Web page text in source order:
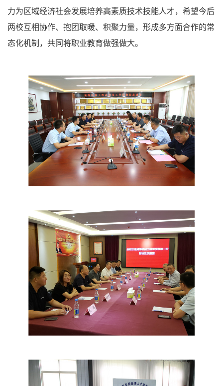
力为区域经济社会发展培养高素质技术技能人才，希望今后
两校互相协作、抱团取暖、积聚力量，形成多方面合作的常
态化机制，共同将职业教育做强做大。